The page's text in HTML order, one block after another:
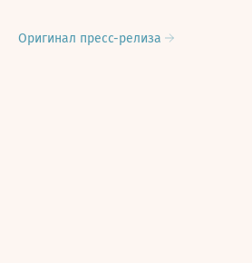
Оригинал пресс-релиза